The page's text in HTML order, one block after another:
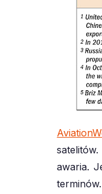
awaria.
terminów.